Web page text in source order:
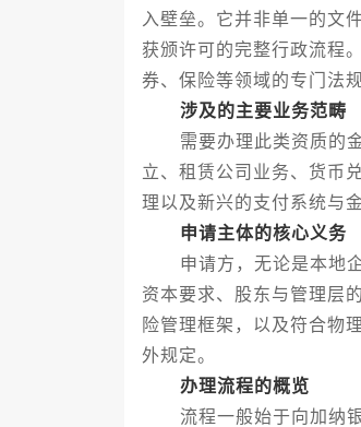
入壁垒。它并非单一的文
获颁许可的完整行政流程
券、保险等领域的专门法规
涉及的主要业务范畴
需要办理此类资质的金
立、租赁公司业务、货币
理以及新兴的支付系统与
申请主体的核心义务
申请方，无论是本地企
资本要求、股东与管理层
险管理框架，以及符合物
外规定。
办理流程的概览
流程一般始于向加纳银